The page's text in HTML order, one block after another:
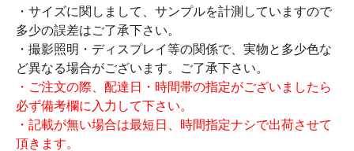
・サイズに関しまして、サンプルを計測していますので
多少の誤差はご了承下さい。
・撮影照明・ディスプレイ等の関係で、実物と多少色な
ど異なる場合がございます。ご了承下さい。
・ご注文の際、配達日・時間帯の指定がございましたら
必ず備考欄に入力して下さい。
・記載が無い場合は最短日、時間指定ナシで出荷させて
頂きます。